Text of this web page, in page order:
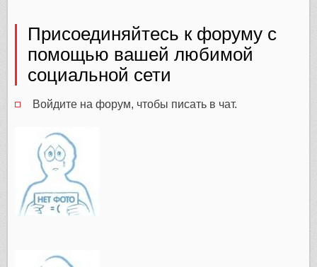
Присоединяйтесь к форуму с
помощью вашей любимой
социальной сети
Войдите на форум, чтобы писать в чат.